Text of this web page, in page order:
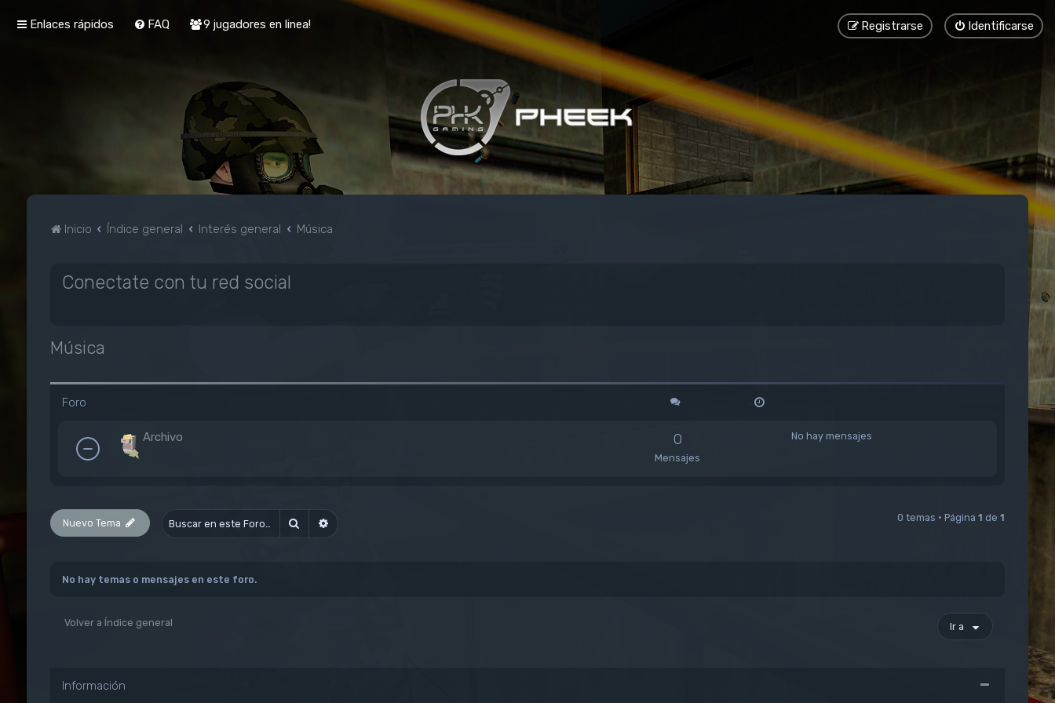
Enlaces rápidos FAQ 9 jugadores en linea! Identificarse
Registrarse
Inicio Índice general Interés general Música
Conectate con tu red social
Música
Foro
Archivo 0
Mensajes
No hay mensajes
Nuevo Tema Buscar Búsqueda avanzada 0 temas • Página1 de1
No hay temas o mensajes en este foro.
Volver a Índice general Ir a
Información